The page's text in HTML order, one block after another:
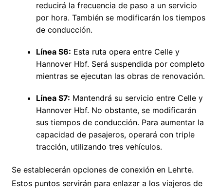
reducirá la frecuencia de paso a un servicio
por hora. También se modificarán los tiempos
de conducción.
Línea S6: Esta ruta opera entre Celle y
Hannover Hbf. Será suspendida por completo
mientras se ejecutan las obras de renovación.
Línea S7: Mantendrá su servicio entre Celle y
Hannover Hbf. No obstante, se modificarán
sus tiempos de conducción. Para aumentar la
capacidad de pasajeros, operará con triple
tracción, utilizando tres vehículos.
Se establecerán opciones de conexión en Lehrte.
Estos puntos servirán para enlazar a los viajeros de